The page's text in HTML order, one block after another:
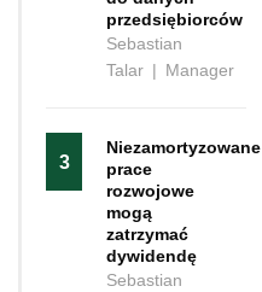
przedsiębiorców
Sebastian
Talar | Manager
3
Niezamortyzowane
prace
rozwojowe
mogą
zatrzymać
dywidendę
Sebastian